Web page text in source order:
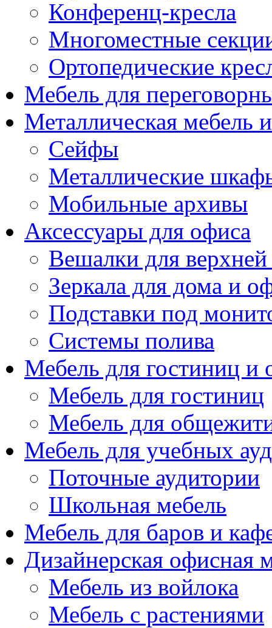
Конференц-кресла
Многоместные
Ортопедические
Мебель для
Металлическая мебель
Сейфы
Металлические
Мобильные архивы
Аксессуары для офиса
Вешалки для
Зеркала для дома и
Подставки под
Системы полива
Мебель для гостиниц
Мебель для гостиниц
Мебель для
Мебель для учебных
Поточные аудитории
Школьная мебель
Мебель для баров и
Дизайнерская офисная
Мебель из войлока
Мебель с растениями